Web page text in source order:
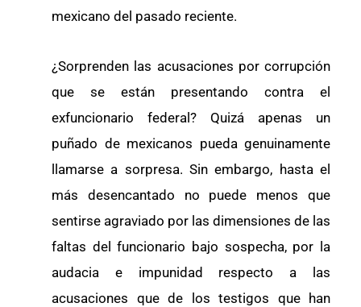
mexicano del pasado reciente.
¿Sorprenden las acusaciones por corrupción
que se están presentando contra el
exfuncionario federal? Quizá apenas un
puñado de mexicanos pueda genuinamente
llamarse a sorpresa. Sin embargo, hasta el
más desencantado no puede menos que
sentirse agraviado por las dimensiones de las
faltas del funcionario bajo sospecha, por la
audacia e impunidad respecto a las
acusaciones que de los testigos que han